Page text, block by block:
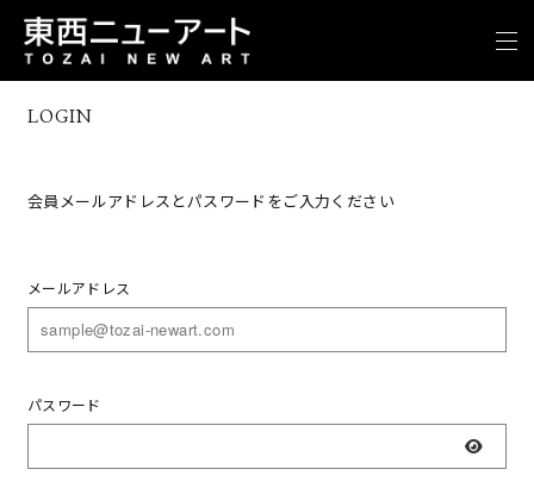
LOGIN
会員メールアドレスとパスワードをご入力ください
メールアドレス
パスワード
表示